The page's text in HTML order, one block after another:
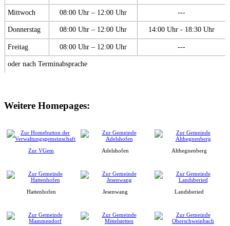
Mittwoch 08:00 Uhr – 12:00 Uhr ---
Donnerstag 08:00 Uhr – 12:00 Uhr 14:00 Uhr - 18:30 Uhr
Freitag 08:00 Uhr – 12:00 Uhr ---
oder nach Terminabsprache
Weitere Homepages:
Zur VGem Adelshofen Althegnenberg
Hattenhofen Jesenwang Landsberied